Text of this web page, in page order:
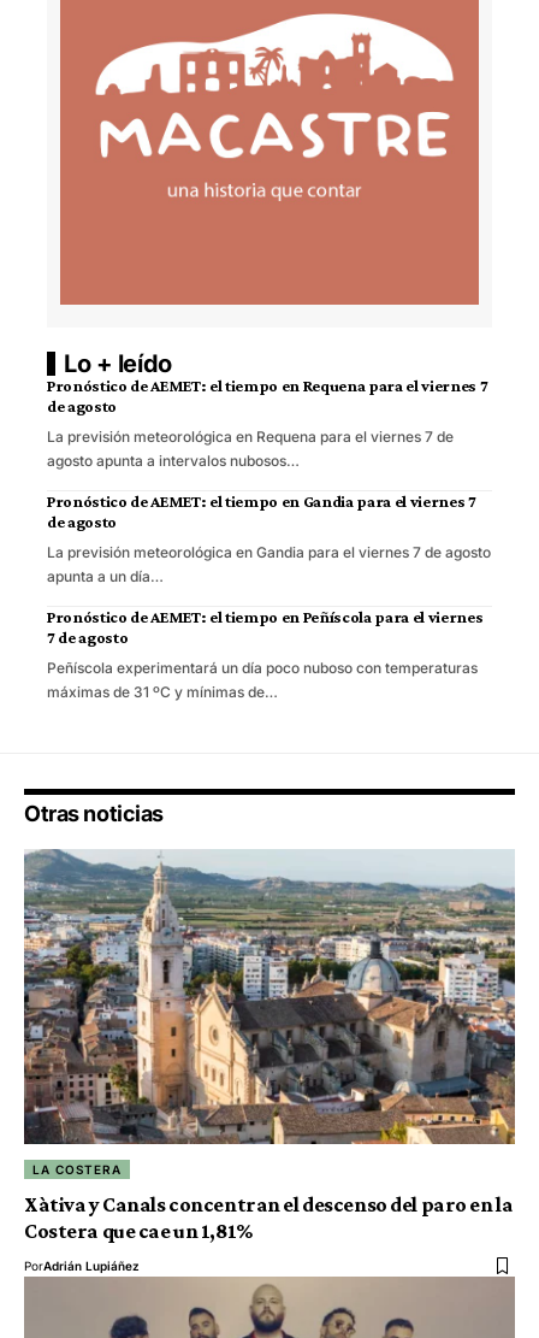
Lo + leído
Pronóstico de AEMET: el tiempo en Requena para el viernes 7
de agosto
La previsión meteorológica en Requena para el viernes 7 de
agosto apunta a intervalos nubosos…
Pronóstico de AEMET: el tiempo en Gandia para el viernes 7
de agosto
La previsión meteorológica en Gandia para el viernes 7 de agosto
apunta a un día…
Pronóstico de AEMET: el tiempo en Peñíscola para el viernes
7 de agosto
Peñíscola experimentará un día poco nuboso con temperaturas
máximas de 31 ºC y mínimas de…
Otras noticias
LA COSTERA
Xàtiva y Canals concentran el descenso del paro en la
Costera que cae un 1,81%
PorAdrián Lupiáñez